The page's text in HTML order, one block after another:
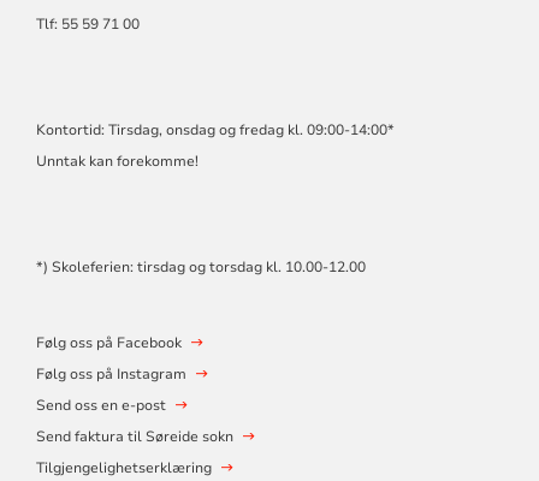
Tlf: 55 59 71 00
Kontortid: Tirsdag, onsdag og fredag kl. 09:00-14:00*
Unntak kan forekomme!
*) Skoleferien: tirsdag og torsdag kl. 10.00-12.00
Følg oss på Facebook
Følg oss på Instagram
Send oss en e-post
Send faktura til Søreide sokn
Tilgjengelighetserklæring